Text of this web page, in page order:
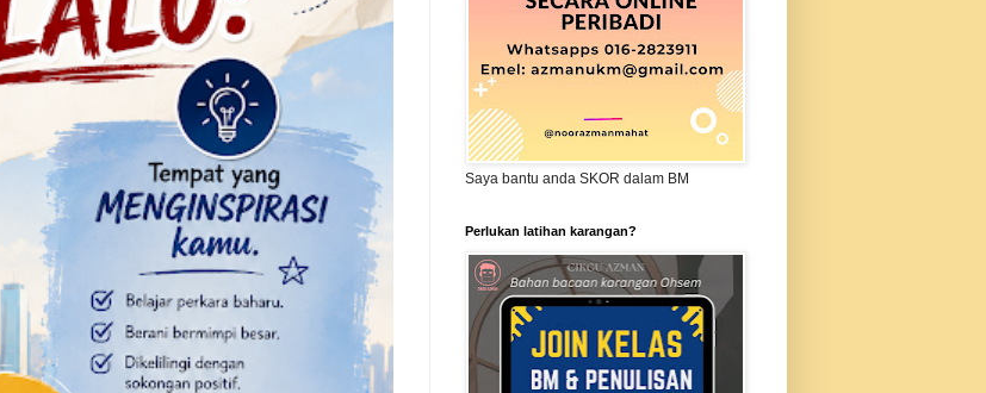
Saya bantu anda SKOR dalam BM
Perlukan latihan karangan?